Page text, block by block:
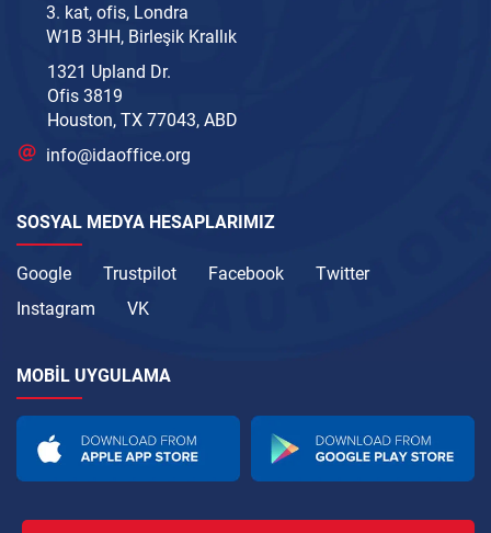
3. kat, ofis, Londra
W1B 3HH, Birleşik Krallık
1321 Upland Dr.
Ofis 3819
Houston, TX 77043, ABD
info@idaoffice.org
SOSYAL MEDYA HESAPLARIMIZ
Google Trustpilot Facebook
Twitter
Instagram
VK
MOBIL UYGULAMA